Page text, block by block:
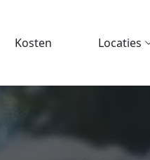
Kosten Locaties